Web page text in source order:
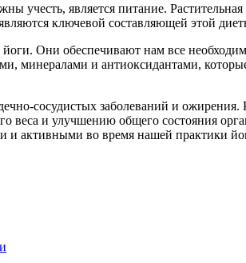
учесть, является питание.
ключевой составляющей этой
Они обеспечивают нам все
минералами и антиоксидантами,
сосудистых заболеваний и ожирения.
веса и улучшению общего состояния
и активными во время нашей практики